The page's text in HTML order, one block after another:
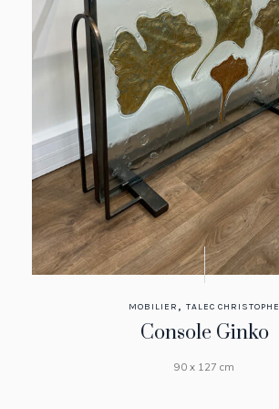
MOBILIER ,TALEC CHRISTOPHE
Console Ginko
90 x 127 cm